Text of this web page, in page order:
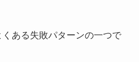
ある失敗パターンの一つで